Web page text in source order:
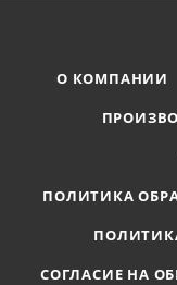
О КОМПАНИИ
ПОЛИТИКА
СОГЛАСИЕ НА